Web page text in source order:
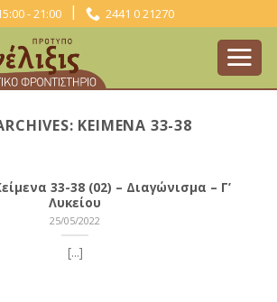
- 21:00 | 2441 0 21270
ΚΕΊΜΕΝΑ 33-38
33-38 (02) – Διαγώνισμα – Γ’
Λυκείου
25/05/2022
[...]